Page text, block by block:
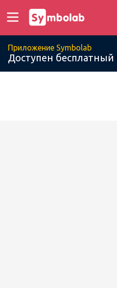
Приложение Symbolab
Доступен